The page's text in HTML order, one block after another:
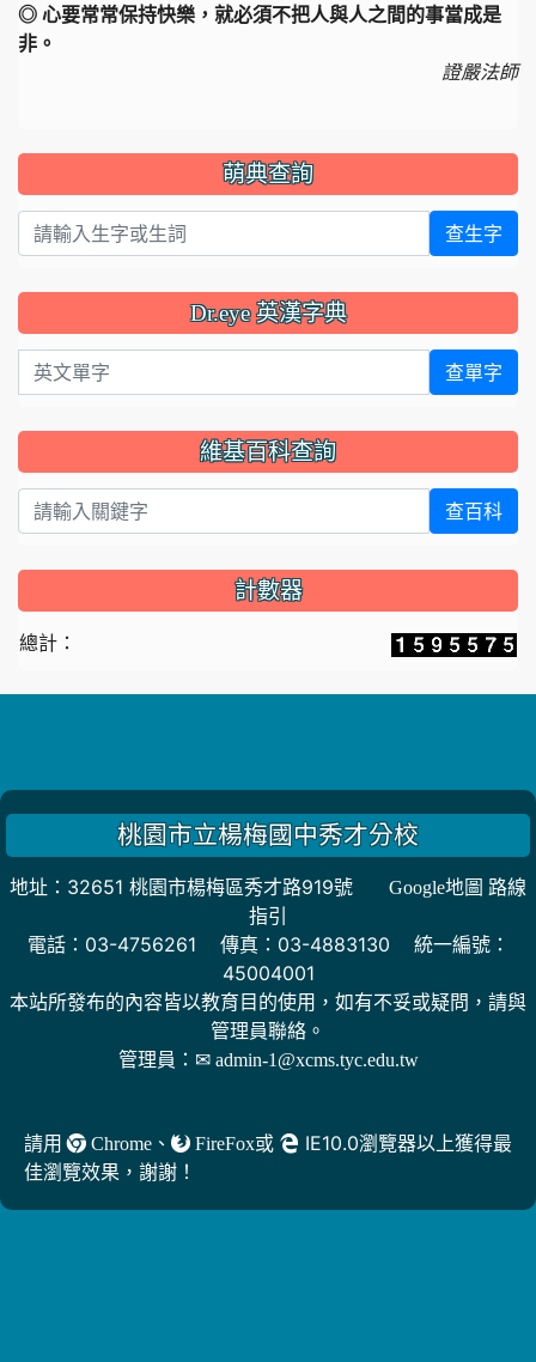
◎ 心要常常保持快樂，就必須不把人與人之間的事當成是
非。
證嚴法師
萌典查詢
查生字
Dr.eye 英漢字典
英文單字 查單字
維基百科查詢
查百科
計數器
總計：
桃園市立楊梅國中秀才分校
地址：32651 桃園市楊梅區秀才路919號
Google地圖 路線
指引
電話：03-4756261 傳真：03-4883130 統一編號：
45004001
本站所發布的內容皆以教育目的使用，如有不妥或疑問，請與
管理員聯絡。
管理員： ✉ admin-1@xcms.tyc.edu.tw
請用 Chrome 、 FireFox或
IE10.0瀏覽器以上獲得最
佳瀏覽效果，謝謝！